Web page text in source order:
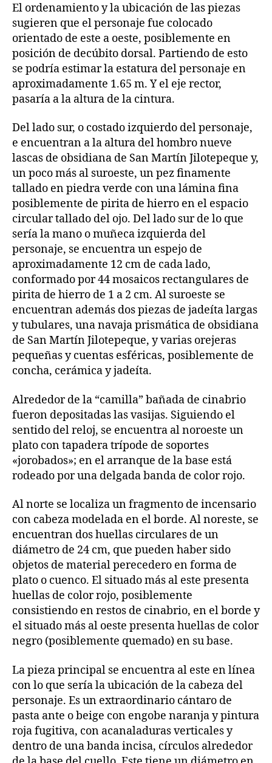
El ordenamiento y la ubicación de las piezas
sugieren que el personaje fue colocado
orientado de este a oeste, posiblemente en
posición de decúbito dorsal. Partiendo de esto
se podría estimar la estatura del personaje en
aproximadamente 1.65 m. Y el eje rector,
pasaría a la altura de la cintura.
Del lado sur, o costado izquierdo del personaje,
e encuentran a la altura del hombro nueve
lascas de obsidiana de San Martín Jilotepeque y,
un poco más al suroeste, un pez finamente
tallado en piedra verde con una lámina fina
posiblemente de pirita de hierro en el espacio
circular tallado del ojo. Del lado sur de lo que
sería la mano o muñeca izquierda del
personaje, se encuentra un espejo de
aproximadamente 12 cm de cada lado,
conformado por 44 mosaicos rectangulares de
pirita de hierro de 1 a 2 cm. Al suroeste se
encuentran además dos piezas de jadeíta largas
y tubulares, una navaja prismática de obsidiana
de San Martín Jilotepeque, y varias orejeras
pequeñas y cuentas esféricas, posiblemente de
concha, cerámica y jadeíta.
Alrededor de la “camilla” bañada de cinabrio
fueron depositadas las vasijas. Siguiendo el
sentido del reloj, se encuentra al noroeste un
plato con tapadera trípode de soportes
«jorobados»; en el arranque de la base está
rodeado por una delgada banda de color rojo.
Al norte se localiza un fragmento de incensario
con cabeza modelada en el borde. Al noreste, se
encuentran dos huellas circulares de un
diámetro de 24 cm, que pueden haber sido
objetos de material perecedero en forma de
plato o cuenco. El situado más al este presenta
huellas de color rojo, posiblemente
consistiendo en restos de cinabrio, en el borde y
el situado más al oeste presenta huellas de color
negro (posiblemente quemado) en su base.
La pieza principal se encuentra al este en línea
con lo que sería la ubicación de la cabeza del
personaje. Es un extraordinario cántaro de
pasta ante o beige con engobe naranja y pintura
roja fugitiva, con acanaladuras verticales y
dentro de una banda incisa, círculos alrededor